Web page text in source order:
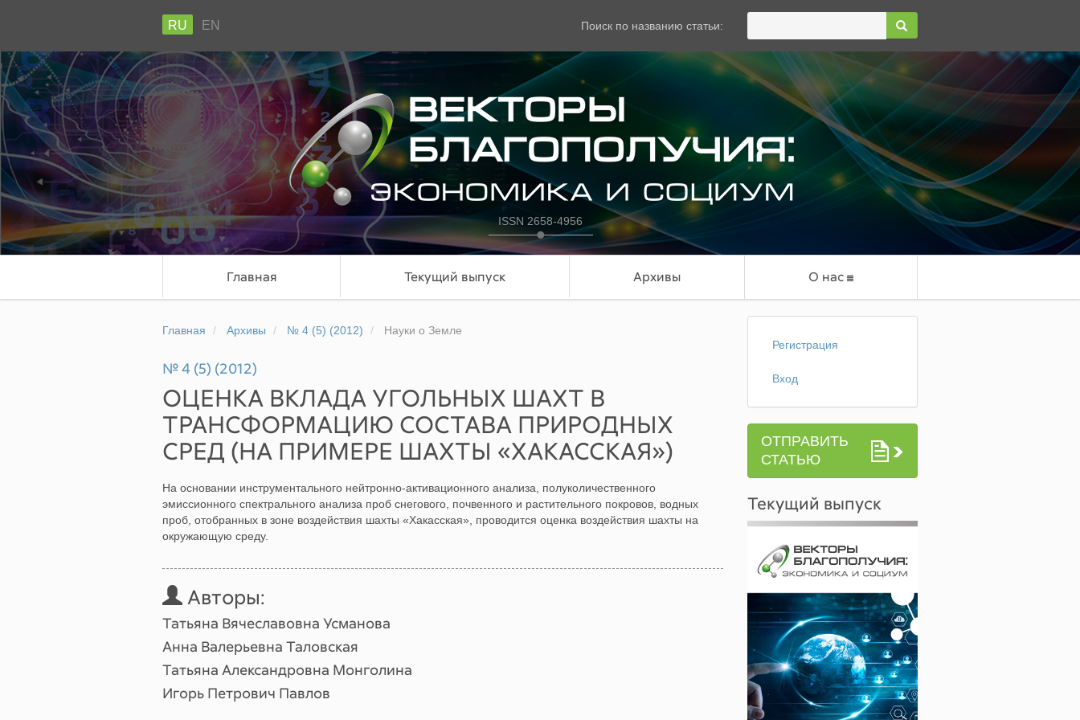
RU EN Поиск по названию статьи:
ISSN 2658-4956
Главная Текущий выпуск Архивы О нас
Главная Архивы № 4 (5) (2012) Науки о Земле
№ 4 (5) (2012)
ОЦЕНКА ВКЛАДА УГОЛЬНЫХ ШАХТ В
ТРАНСФОРМАЦИЮ СОСТАВА ПРИРОДНЫХ
СРЕД (НА ПРИМЕРЕ ШАХТЫ «ХАКАССКАЯ»)
На основании инструментального нейтронно-активационного анализа, полуколичественного
эмиссионного спектрального анализа проб снегового, почвенного и растительного покровов, водных
проб, отобранных в зоне воздействия шахты «Хакасская», проводится оценка воздействия шахты на
окружающую среду.
Авторы:
Татьяна Вячеславовна Усманова
Анна Валерьевна Таловская
Татьяна Александровна Монголина
Игорь Петрович Павлов
Регистрация
Вход
ОТПРАВИТЬ
СТАТЬЮ
Текущий выпуск